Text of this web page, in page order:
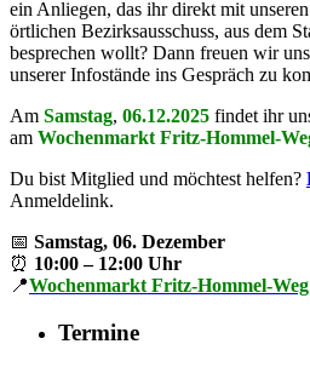
ein Anliegen, das ihr direkt mit
örtlichen Bezirksausschuss, aus dem
besprechen wollt? Dann freuen wir
unserer Infostände ins Gespräch zu
Am Samstag, 06.12.2025 findet ihr
am Wochenmarkt Fritz-Hommel-
Du bist Mitglied und möchtest helfen?
Anmeldelink.
📅 Samstag, 06. Dezember
⏰ 10:00 – 12:00 Uhr
📍Wochenmarkt Fritz-Hommel-Weg
Termine